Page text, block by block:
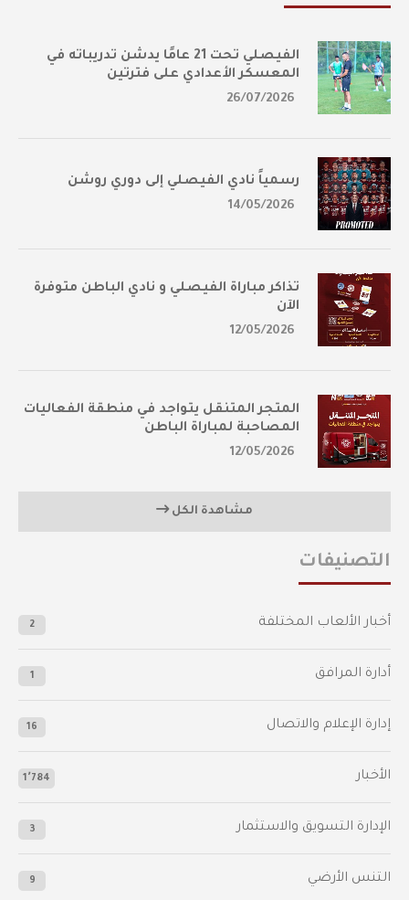
الفيصلي تحت 21 عامًا يدشن تدريباته في
المعسكر الأعدادي على فترتين
26/07/2026
رسمياً نادي الفيصلي إلى دوري روشن
14/05/2026
تذاكر مباراة الفيصلي و نادي الباطن متوفرة
الآن
12/05/2026
المتجر المتنقل يتواجد في منطقة الفعاليات
المصاحبة لمباراة الباطن
12/05/2026
مشاهدة الكل
التصنيفات
أخبار الألعاب المختلفة 2
أدارة المرافق 1
إدارة الإعلام والاتصال 16
الأخبار 1٬784
الإدارة التسويق والاستثمار 3
التنس الأرضي 9